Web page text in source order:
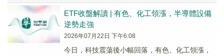
ETF收盤解讀 | 有色、化工領漲，半導體設備
逆勢走強
2026年07月22日 下午6:08
今日，科技震蕩後小幅回落，有色、化工領漲，